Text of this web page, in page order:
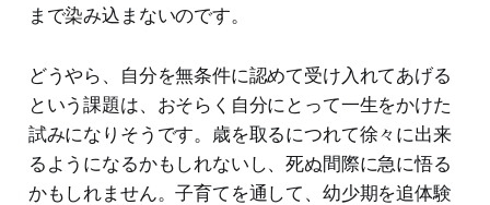
まで染み込まないのです。
どうやら、自分を無条件に認めて受け入れてあげる
という課題は、おそらく自分にとって一生をかけた
試みになりそうです。歳を取るにつれて徐々に出来
るようになるかもしれないし、死ぬ間際に急に悟る
かもしれません。子育てを通して、幼少期を追体験